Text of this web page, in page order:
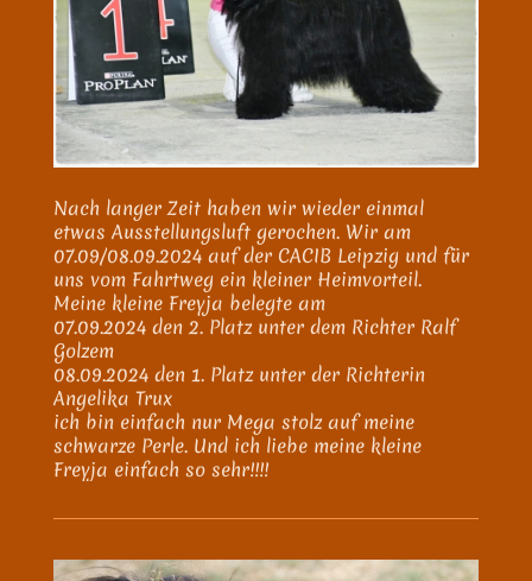
Nach langer Zeit haben wir wieder einmal
etwas Ausstellungsluft gerochen. Wir am
07.09/08.09.2024 auf der CACIB Leipzig und für
uns vom Fahrtweg ein kleiner Heimvorteil.
Meine kleine Freyja belegte am
07.09.2024 den 2. Platz unter dem Richter Ralf
Golzem
08.09.2024 den 1. Platz unter der Richterin
Angelika Trux
ich bin einfach nur Mega stolz auf meine
schwarze Perle. Und ich liebe meine kleine
Freyja einfach so sehr!!!!